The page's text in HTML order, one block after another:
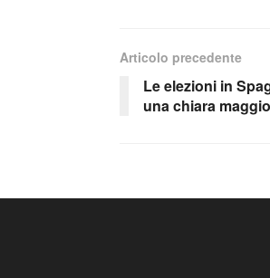
Articolo precedente
Le elezioni in
una chiara